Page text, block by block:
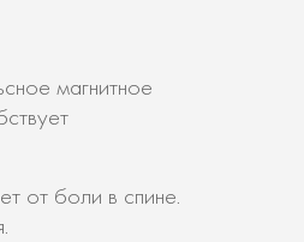
магнитное
от боли в спине.